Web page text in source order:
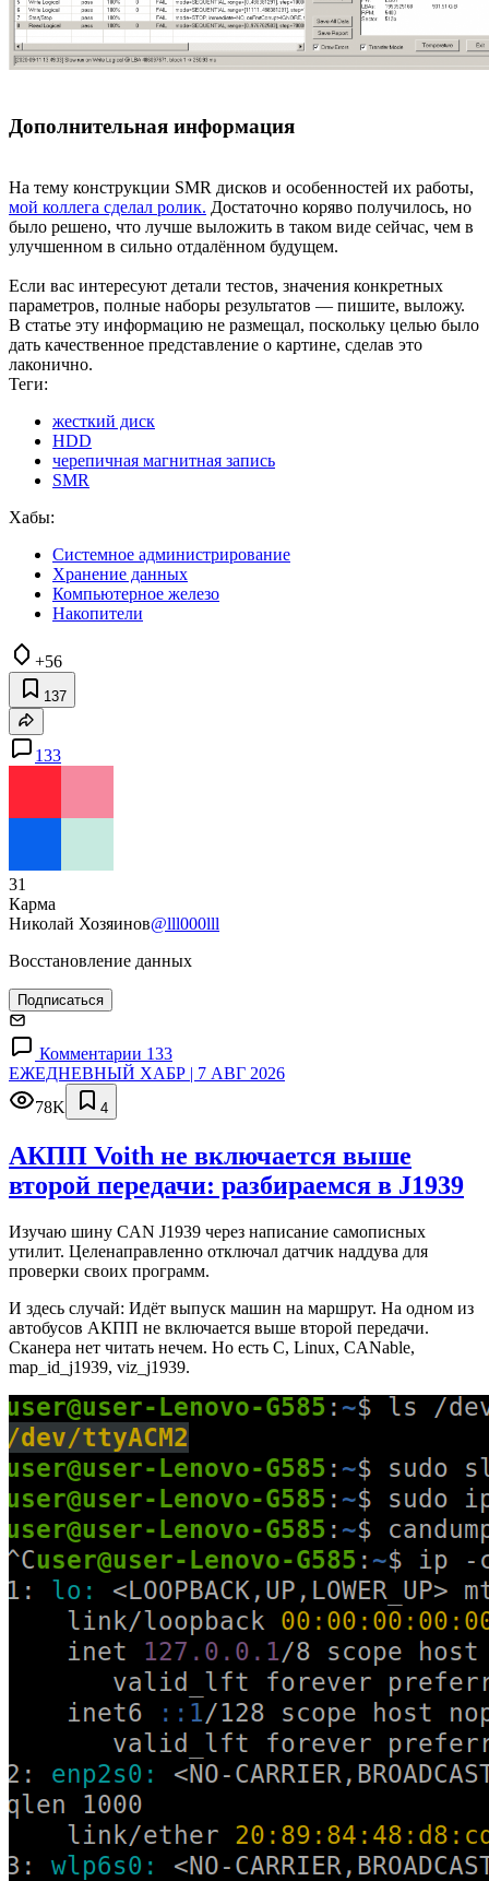
Дополнительная информация
На тему конструкции SMR дисков и особенностей их работы,
мой коллега сделал ролик. Достаточно коряво получилось, но
было решено, что лучше выложить в таком виде сейчас, чем в
улучшенном в сильно отдалённом будущем.
Если вас интересуют детали тестов, значения конкретных
параметров, полные наборы результатов — пишите, выложу.
В статье эту информацию не размещал, поскольку целью было
дать качественное представление о картине, сделав это
лаконично.
Теги:
жесткий диск
HDD
черепичная магнитная запись
SMR
Хабы:
Системное администрирование
Хранение данных
Компьютерное железо
Накопители
+56
137
133
31
Карма
Николай Хозяинов@lll000lll
Восстановление данных
Подписаться
Комментарии 133
ЕЖЕДНЕВНЫЙ ХАБР | 7 АВГ 2026
78K
4
АКПП Voith не включается выше
второй передачи: разбираемся в J1939
Изучаю шину CAN J1939 через написание самописных
утилит. Целенаправленно отключал датчик наддува для
проверки своих программ.
И здесь случай: Идёт выпуск машин на маршрут. На одном из
автобусов АКПП не включается выше второй передачи.
Сканера нет читать нечем. Но есть C, Linux, CANable,
map_id_j1939, viz_j1939.